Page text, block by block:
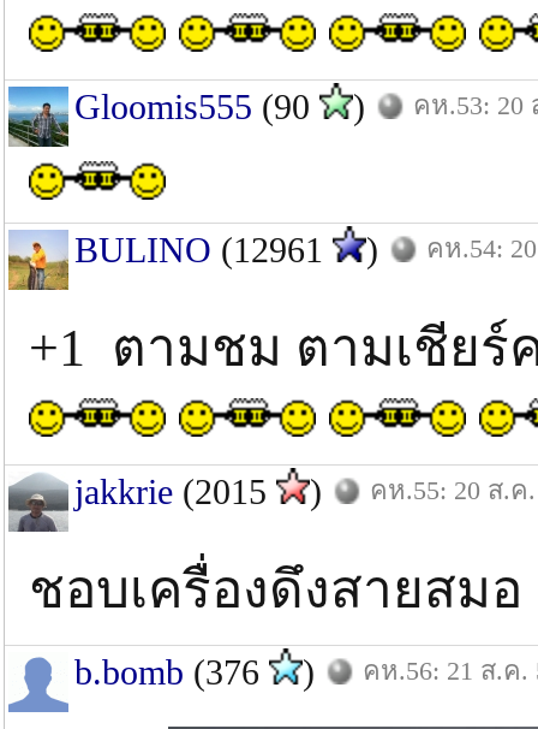
Gloomis555 (90 ) คห.53: 20
BULINO (12961 ) คห.54:
+1 ตามชม ตามเชียร์
jakkrie (2015 ) คห.55: 20 ส.ค
ชอบเครื่องดึงสายสม
b.bomb (376 ) คห.56: 21 ส.ค.